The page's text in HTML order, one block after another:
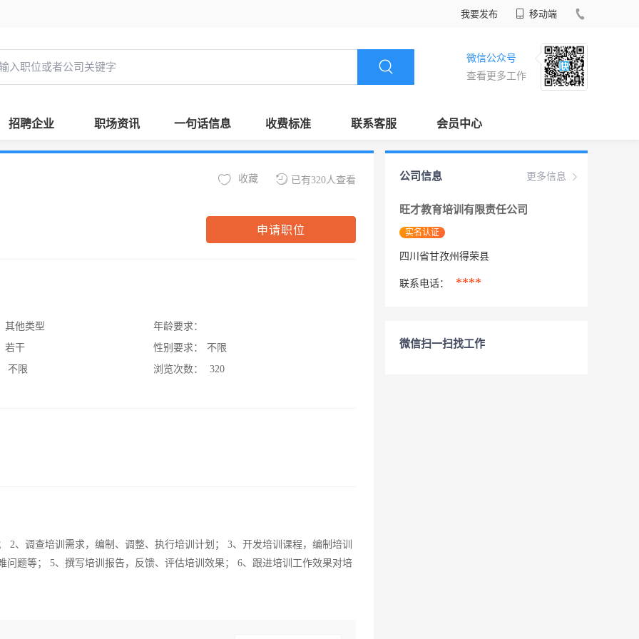
我要发布 移动端
微信公众号
查看更多工作
招聘企业 职场资讯 一句话信息 收费标准 联系客服 会员中心
已有320人查看
收藏
申请职位
其他类型
若干
不限
年龄要求：
性别要求：
不限
浏览次数：
320
、调查培训需求，编制、调整、执行培训计划； 3、开发培训课程，编制培训
题等； 5、撰写培训报告，反馈、评估培训效果； 6、跟进培训工作效果对培
更多信息
公司信息
旺才教育培训有限责任公司
实名认证
四川省甘孜州得荣县
联系电话： ****
微信扫一扫找工作